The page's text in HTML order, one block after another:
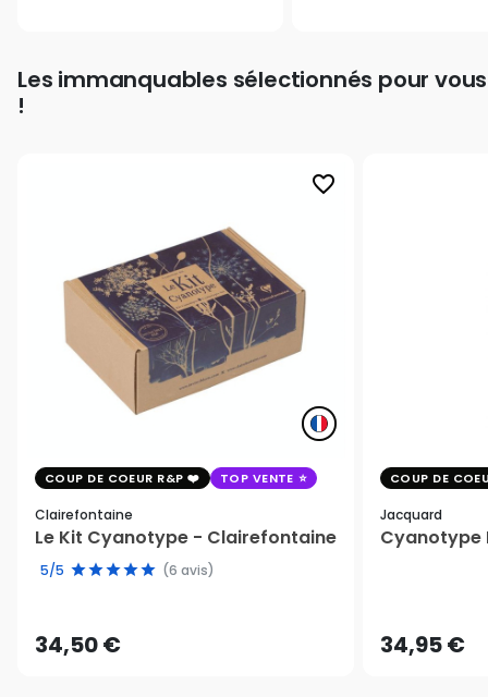
Les immanquables sélectionnés pour vous
!
favorite_border
COUP DE COEUR R&P TOP VENTE
Clairefontaine
Le Kit Cyanotype - Clairefontaine
5/5 (6 avis)
34,50 €
COUP DE
Jacquard
Cyanotype
34,95 €